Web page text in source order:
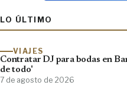
LO ÚLTIMO
VIAJES
Contratar DJ para bodas en
de todo'
7 de agosto de 2026